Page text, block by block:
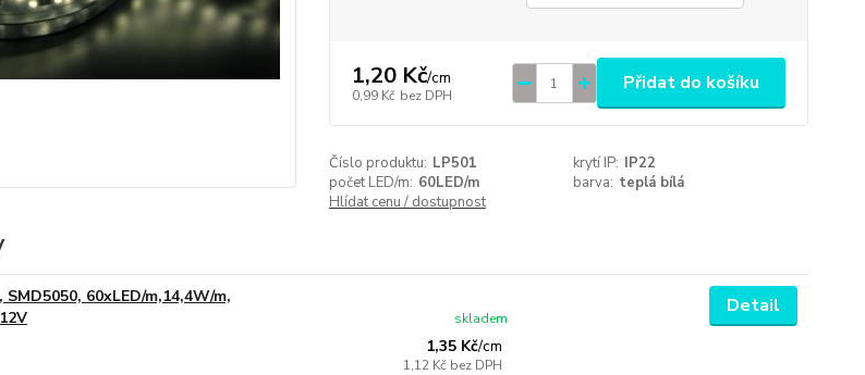
1,20 Kč/cm
0,99 Kč bez DPH
Přidat do košíku
Číslo produktu: LP501 krytí IP: IP22
počet LED/m: 60LED/m barva: teplá bílá
Hlídat cenu / dostupnost
SMD5050, 60xLED/m,14,4W/m,
1,35 Kč/cm
1,12 Kč bez DPH
skladem
Detail